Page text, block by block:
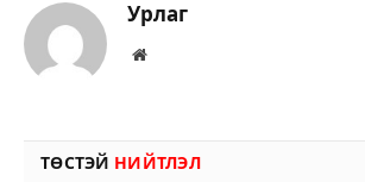
Урлаг
Вэбсайт
ТӨСТЭЙ НИЙТЛЭЛ